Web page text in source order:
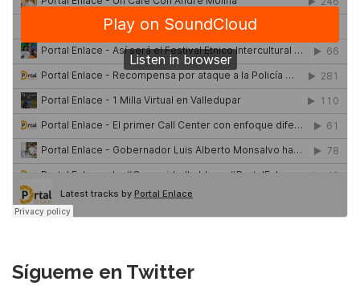
Sígueme en Twitter